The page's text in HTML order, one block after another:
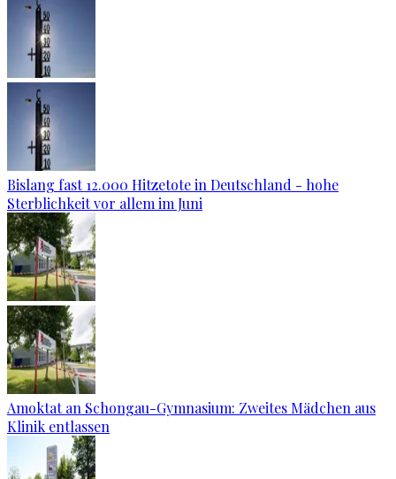
Bislang fast 12.000 Hitzetote in Deutschland - hohe
Sterblichkeit vor allem im Juni
Amoktat an Schongau-Gymnasium: Zweites Mädchen aus
Klinik entlassen